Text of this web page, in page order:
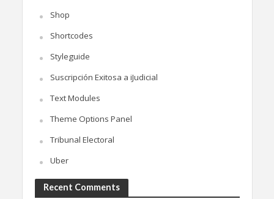
Shop
Shortcodes
Styleguide
Suscripción Exitosa a iJudicial
Text Modules
Theme Options Panel
Tribunal Electoral
Uber
Recent Comments